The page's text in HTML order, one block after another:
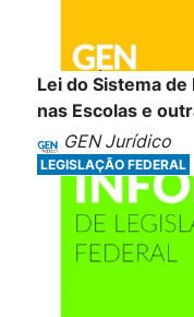
Lei do Sistema
nas Escolas e
GEN Jurídico
LEGISLAÇÃO FEDERAL